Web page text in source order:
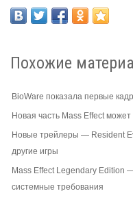
Похожие
BioWare показала первые
Новая часть Mass Effect
Новые трейлеры — Resident
другие игры
Mass Effect Legendary Edition
системные требования